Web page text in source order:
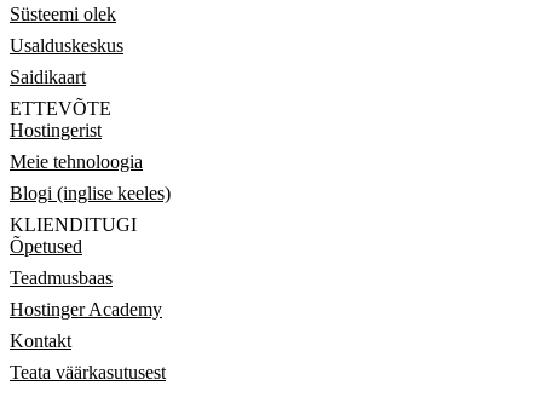
Süsteemi olek
Usalduskeskus
Saidikaart
ETTEVÕTE
Hostingerist
Meie tehnoloogia
Blogi (inglise keeles)
KLIENDITUGI
Õpetused
Teadmusbaas
Hostinger Academy
Kontakt
Teata väärkasutusest